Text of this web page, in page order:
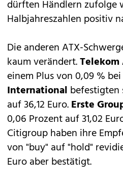
dürften Händlern zufolge
Halbjahreszahlen positiv
Die anderen ATX-
kaum verändert.
einem Plus von 0,09 % bei
International befestigten
auf 36,12 Euro.Erste
0,06 Prozent auf 31,02
Citigroup haben ihre
von "buy" auf "hold"
Euro aber bestätigt.